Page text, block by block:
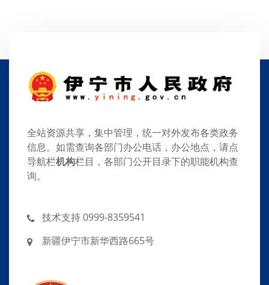
全站资源共享，集中管理，统一对外发布各类政务
信息。如需查询各部门办公电话，办公地点，请点
导航栏机构栏目，各部门公开目录下的职能机构查
询。
技术支持 0999-8359541
新疆伊宁市新华西路665号